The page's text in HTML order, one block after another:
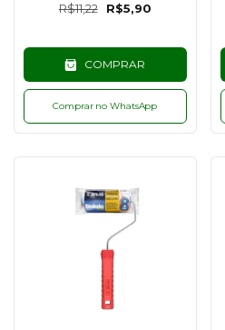
R$11,22 R$5,90
COMPRAR
Comprar no WhatsApp